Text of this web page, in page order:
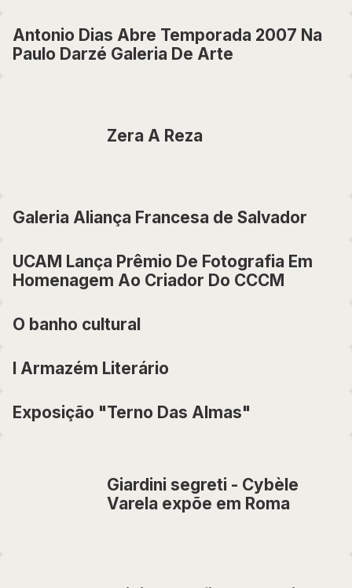
Antonio Dias Abre Temporada 2007 Na
Paulo Darzé Galeria De Arte
Zera A Reza
Galeria Aliança Francesa de Salvador
UCAM Lança Prêmio De Fotografia Em
Homenagem Ao Criador Do CCCM
O banho cultural
I Armazém Literário
Exposição "Terno Das Almas"
Giardini segreti - Cybèle
Varela expõe em Roma